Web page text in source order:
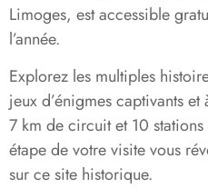
Limoges, est accessible
l’année.
Explorez les multiples
jeux d’énigmes captivants
7 km de circuit et 10
étape de votre visite vous
sur ce site historique.